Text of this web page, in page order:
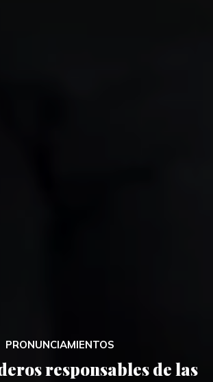
PRONUNCIAMIENTOS
responsables de las